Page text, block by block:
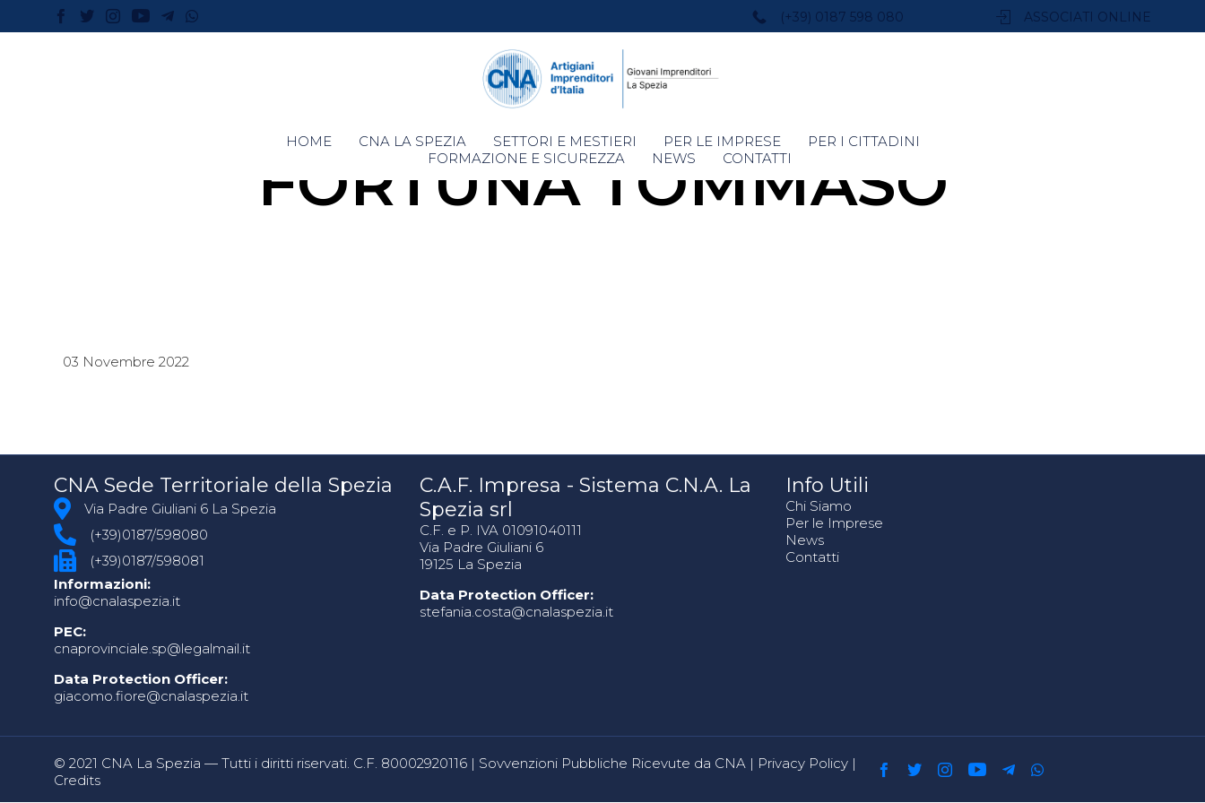
(+39) 0187 598 080 ASSOCIATI ONLINE
Skip
to
HOME CNA LA SPEZIA SETTORI E MESTIERI PER LE IMPRESE
PER I CITTADINI
FORMAZIONE E SICUREZZA
NEWS CONTATTI
FORTUNA TOMMASO
03 Novembre 2022
CNA Sede Territoriale della Spezia
Via Padre Giuliani 6 La Spezia
(+39)0187/598080
(+39)0187/598081
Informazioni:
info@cnalaspezia.it
PEC:
cnaprovinciale.sp@legalmail.it
Data Protection Officer:
giacomo.fiore@cnalaspezia.it
C.A.F. Impresa - Sistema C.N.A. La
Spezia srl
C.F. e P. IVA 01091040111
Via Padre Giuliani 6
19125 La Spezia
Data Protection Officer:
stefania.costa@cnalaspezia.it
Info Utili
Chi Siamo
Per le Imprese
News
Contatti
© 2021 CNA La Spezia — Tutti i diritti riservati. C.F. 80002920116 | Sovvenzioni Pubbliche Ricevute da CNA | Privacy Policy |
Credits